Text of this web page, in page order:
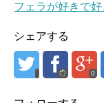
フェラが好きで
シェアする
0